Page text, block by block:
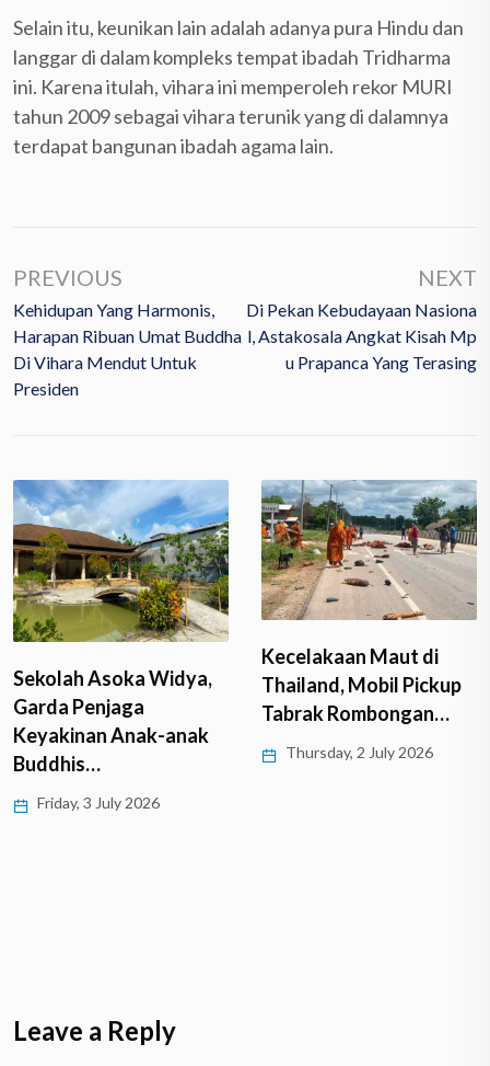
Selain itu, keunikan lain adalah adanya pura Hindu dan
langgar di dalam kompleks tempat ibadah Tridharma
ini. Karena itulah, vihara ini memperoleh rekor MURI
tahun 2009 sebagai vihara terunik yang di dalamnya
terdapat bangunan ibadah agama lain.
PREVIOUS
Kehidupan Yang Harmonis,
Harapan Ribuan Umat Buddha
Di Vihara Mendut Untuk
Presiden
NEXT
Di Pekan Kebudayaan Nasiona
L, Astakosala Angkat Kisah Mp
U Prapanca Yang Terasing
Thailand, Mobil Pickup
Tabrak Rombongan…
Thursday, 2 July 2026
Krisis Guru Agama
Ancam Masa Depan
Buddha Dhamma…
Tuesday, 30 June 2026
Leave a Reply